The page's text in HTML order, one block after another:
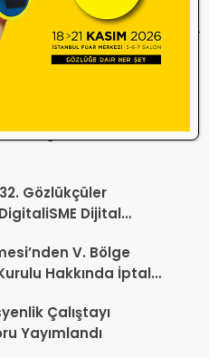
Zirvede! Dış
renk gözlük
Gözlükçüler
Dijital
V. Bölge
Hakkında İptal
Çalıştayı
Yayımlandı